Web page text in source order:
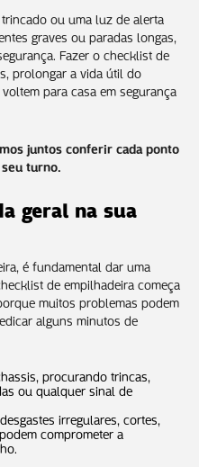
ou uma luz de alerta
graves ou paradas longas,
Fazer o checklist de
prolongar a vida útil do
para casa em segurança
juntos conferir cada ponto
turno.
geral na sua
é fundamental dar uma
de empilhadeira começa
muitos problemas podem
alguns minutos de
procurando trincas,
ou qualquer sinal de
irregulares, cortes,
comprometer a